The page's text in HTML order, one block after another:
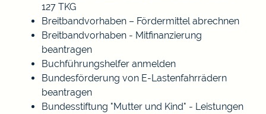
127 TKG
Breitbandvorhaben – Fördermittel abrechnen
Breitbandvorhaben - Mitfinanzierung
beantragen
Buchführungshelfer anmelden
Bundesförderung von E-Lastenfahrrädern
beantragen
Bundesstiftung "Mutter und Kind" - Leistungen